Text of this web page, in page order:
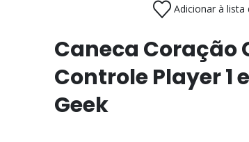
Adicionar à lista
Caneca Coração
Controle Player 1
Geek